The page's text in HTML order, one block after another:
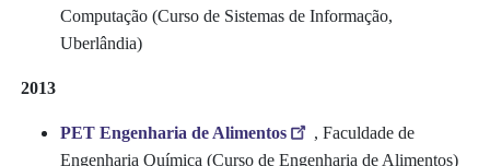
Computação (Curso de Sistemas de Informação,
Uberlândia)
2013
PET Engenharia de Alimentos
, Faculdade de
Engenharia Química (Curso de Engenharia de Alimentos)